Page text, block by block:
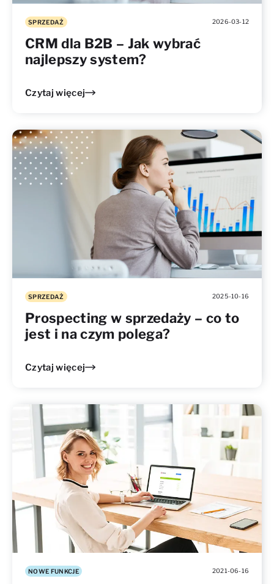
SPRZEDAŻ 2026-03-12
CRM dla B2B – Jak wybrać
najlepszy system?
Czytaj więcej
SPRZEDAŻ 2025-10-16
Prospecting w sprzedaży – co to
jest i na czym polega?
Czytaj więcej
NOWE FUNKCJE 2021-06-16